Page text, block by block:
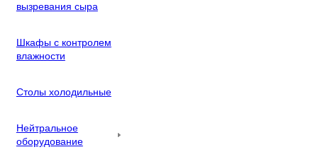
вызревания сыра
Шкафы с контролем
влажности
Столы холодильные
Нейтральное
оборудование